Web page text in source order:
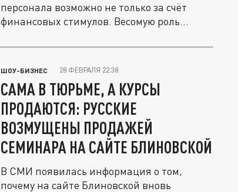
персонала возможно не только за счёт
финансовых стимулов. Весомую роль
ШОУ-БИЗНЕС 28 ФЕВРАЛЯ 22:38
САМА В ТЮРЬМЕ, А КУРСЫ
ПРОДАЮТСЯ: РУССКИЕ
ВОЗМУЩЕНЫ ПРОДАЖЕЙ
СЕМИНАРА НА САЙТЕ БЛИНОВСКОЙ
В СМИ появилась информация о том,
почему на сайте Блиновской вновь